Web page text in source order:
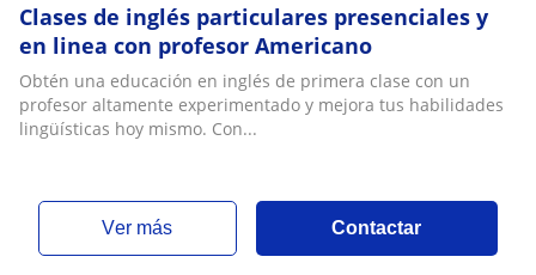
Clases de inglés particulares presenciales y
en linea con profesor Americano
Obtén una educación en inglés de primera clase con un
profesor altamente experimentado y mejora tus habilidades
lingüísticas hoy mismo. Con...
ver más Contactar